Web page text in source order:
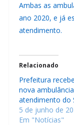
Ambas as
ano 2020, e já
atendimento.
Relacionado
Prefeitura
nova
atendimento do
5 de junho de
Em "Notícias"